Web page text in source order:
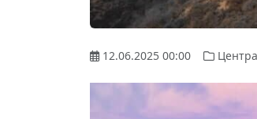
12.06.2025 00:00